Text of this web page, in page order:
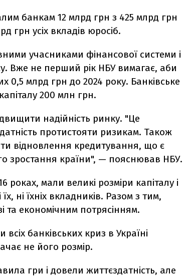
банкам 12 млрд грн з 425 млрд грн
грн усіх вкладів юросіб.
учасниками фінансової системи і
Вже не перший рік НБУ вимагає, аби
0,5 млрд грн до 2024 року. Банківське
200 млн грн.
надійність ринку. "Це
протистояти ризикам. Також
відновлення кредитування, що є
зростання країни", — пояснював НБУ.
мали великі розміри капіталу і
ні їхніх вкладників. Разом з тим,
та економічним потрясінням.
банківських криз в Україні
не його розмір.
гри і довели життєздатність, але